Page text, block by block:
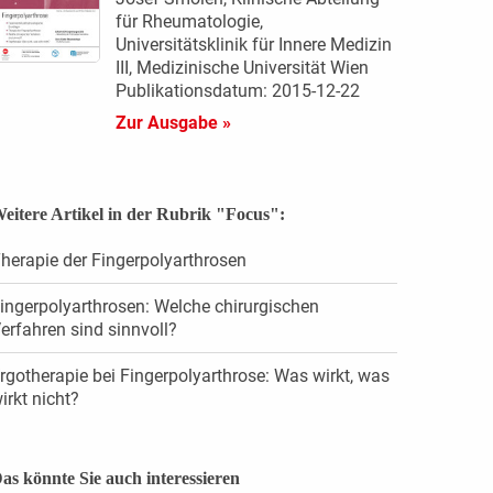
für Rheumatologie,
Universitätsklinik für Innere Medizin
III, Medizinische Universität Wien
Publikationsdatum: 2015-12-22
Zur Ausgabe »
Artikel in der Rubrik "Focus":
der Fingerpolyarthrosen
Welche chirurgischen
sind sinnvoll?
bei Fingerpolyarthrose: Was wirkt, was
nicht?
könnte Sie auch interessieren